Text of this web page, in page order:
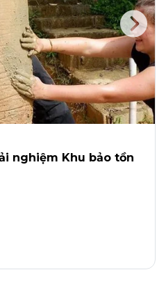
nghiệm Khu bảo tồn